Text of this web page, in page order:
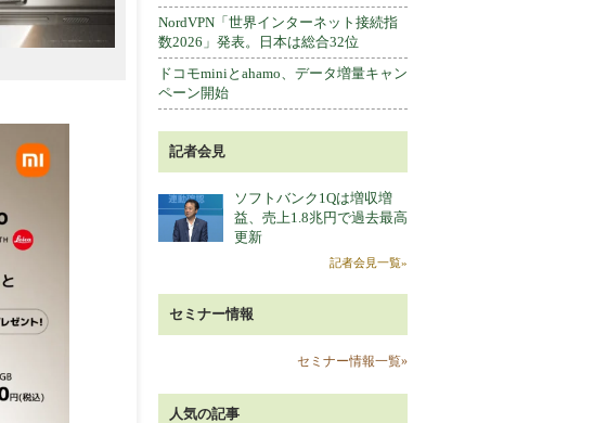
NordVPN「世界インターネット接続指
数2026」発表。日本は総合32位
ドコモminiとahamo、データ増量キャン
ペーン開始
記者会見
ソフトバンク1Qは増収増
益、売上1.8兆円で過去最高
更新
記者会見一覧»
セミナー情報
セミナー情報一覧»
人気の記事